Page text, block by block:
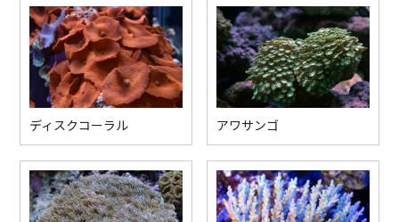
ディスクコーラル アワサンゴ